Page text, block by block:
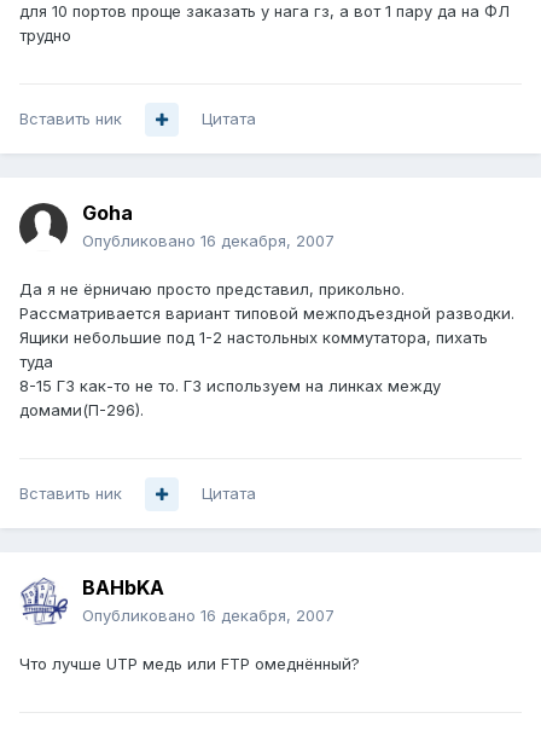
для 10 портов проще заказать у нага гз, а вот 1 пару да на ФЛ
трудно
Вставить ник Цитата
Goha
Опубликовано 16 декабря, 2007
Да я не ёрничаю просто представил, прикольно.
Рассматривается вариант типовой межподъездной разводки.
Ящики небольшие под 1-2 настольных коммутатора, пихать
туда
8-15 ГЗ как-то не то. ГЗ используем на линках между
домами(П-296).
Вставить ник Цитата
BAHbKA
Опубликовано 16 декабря, 2007
Что лучше UTP медь или FTP омеднённый?